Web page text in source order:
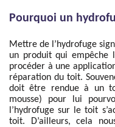
Pourquoi un
Mettre de l’hydrofuge
un produit qui empêche
procéder à une
réparation du toit.
doit être rendue à un
mousse) pour lui
l’hydrofuge sur le toit
toit. D’ailleurs, cela